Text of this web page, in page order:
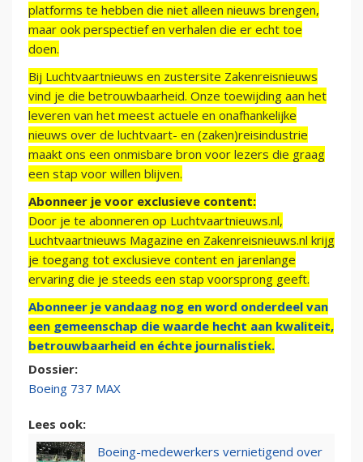
platforms te hebben die niet alleen nieuws brengen,
maar ook perspectief en verhalen die er echt toe
doen.
Bij Luchtvaartnieuws en zustersite Zakenreisnieuws
vind je die betrouwbaarheid. Onze toewijding aan het
leveren van het meest actuele en onafhankelijke
nieuws over de luchtvaart- en (zaken)reisindustrie
maakt ons een onmisbare bron voor lezers die graag
een stap voor willen blijven.
Abonneer je voor exclusieve content:
Door je te abonneren op Luchtvaartnieuws.nl,
Luchtvaartnieuws Magazine en Zakenreisnieuws.nl krijg
je toegang tot exclusieve content en jarenlange
ervaring die je steeds een stap voorsprong geeft.
Abonneer je vandaag nog en word onderdeel van
een gemeenschap die waarde hecht aan kwaliteit,
betrouwbaarheid en échte journalistiek.
Dossier:
Boeing 737 MAX
Lees ook:
Boeing-medewerkers vernietigend over